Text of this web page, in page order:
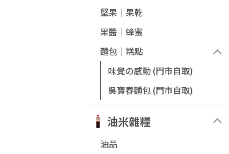
堅果｜果乾
果醬│蜂蜜
麵包｜糕點
味覺の感動 (門市自取)
吳寶春麵包 (門市自取)
油米雜糧
油品